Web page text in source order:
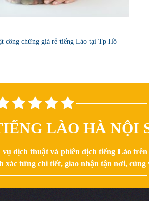
công chứng giá rẻ tiếng Lào tại Tp Hồ
LÀO HÀ NỘI
dịch thuật và phiên dịch tiếng Lào trên
từng chi tiết, giao nhận tận nơi,